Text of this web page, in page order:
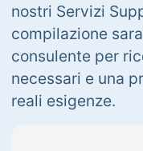
nostri Servizi
compilazione
consulente per
necessari e una
reali esigenze.